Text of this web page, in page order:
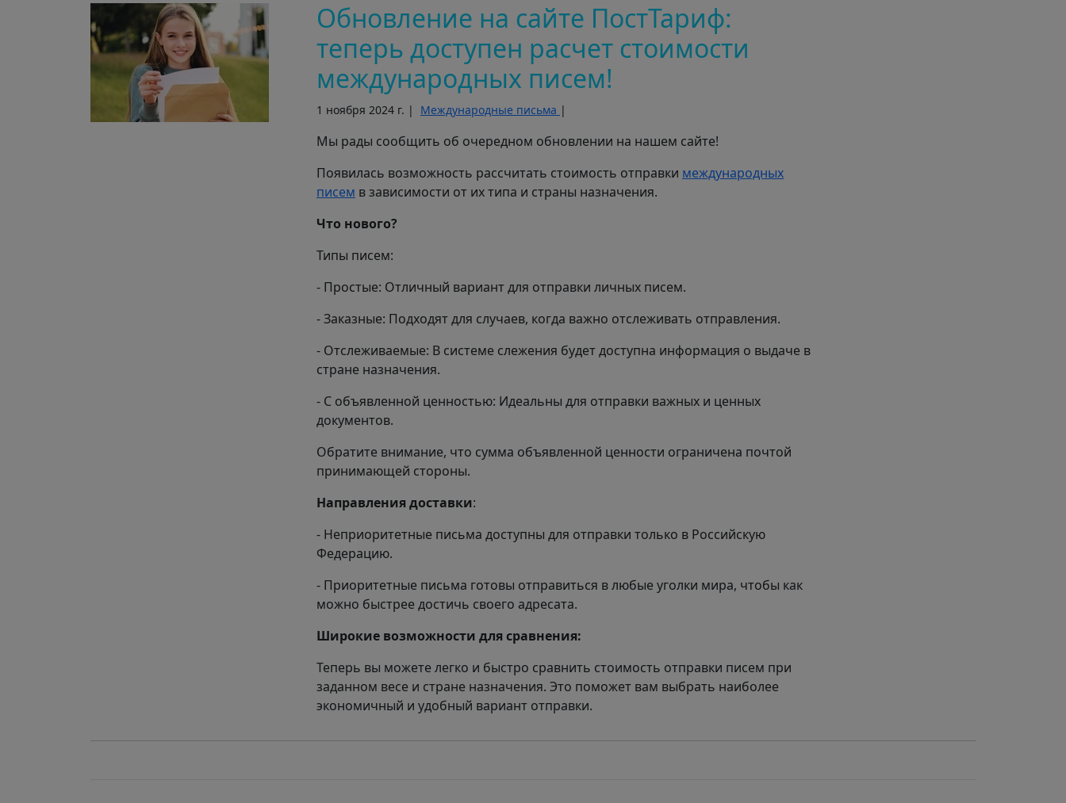
Обновление на сайте ПостТариф:
теперь доступен расчет стоимости
международных писем!
1 ноября 2024 г. | Международные письма |
Мы рады сообщить об очередном обновлении на нашем сайте!
Появилась возможность рассчитать стоимость отправки международных
писем в зависимости от их типа и страны назначения.
Что нового?
Типы писем:
- Простые: Отличный вариант для отправки личных писем.
- Заказные: Подходят для случаев, когда важно отслеживать отправления.
- Отслеживаемые: В системе слежения будет доступна информация о выдаче в
стране назначения.
- С объявленной ценностью: Идеальны для отправки важных и ценных
документов.
Обратите внимание, что сумма объявленной ценности ограничена почтой
принимающей стороны.
Направления доставки:
- Неприоритетные письма доступны для отправки только в Российскую
Федерацию.
- Приоритетные письма готовы отправиться в любые уголки мира, чтобы как
можно быстрее достичь своего адресата.
Широкие возможности для сравнения:
Теперь вы можете легко и быстро сравнить стоимость отправки писем при
заданном весе и стране назначения. Это поможет вам выбрать наиболее
экономичный и удобный вариант отправки.